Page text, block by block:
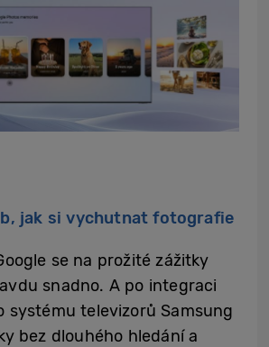
jak si vychutnat fotografie
se na prožité zážitky
snadno. A po integraci
systému televizorů Samsung
bez dlouhého hledání a